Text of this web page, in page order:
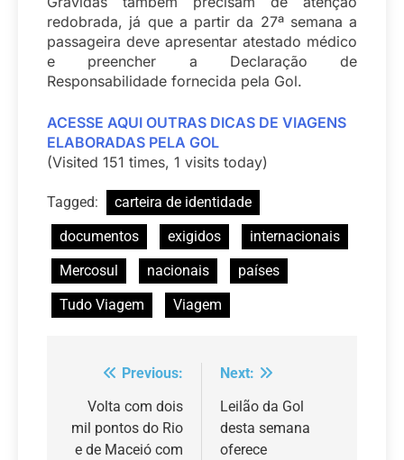
redobrada, já que a partir da 27ª semana a
passageira deve apresentar atestado médico
e preencher a Declaração de
Responsabilidade fornecida pela Gol.
ACESSE AQUI OUTRAS DICAS DE VIAGENS
ELABORADAS PELA GOL
(Visited 151 times, 1 visits today)
Tagged:
carteira de identidade
documentos
exigidos
internacionais
Mercosul
nacionais
países
Tudo Viagem
Viagem
Navegação
de
Post
Previous:
Volta com dois
mil pontos do Rio
e de Maceió com
Next:
Leilão da Gol
desta semana
oferece